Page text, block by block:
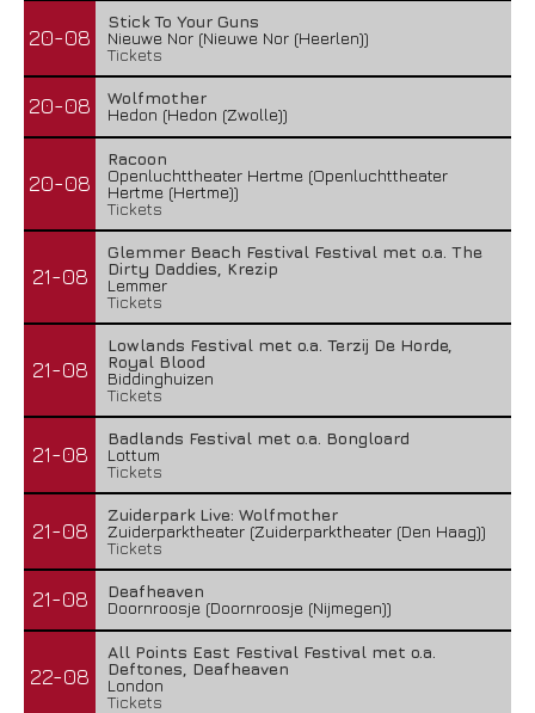
20-08
Stick To Your Guns
Nieuwe Nor (Nieuwe Nor (Heerlen))
Tickets
20-08
Wolfmother
Hedon (Hedon (Zwolle))
20-08
Racoon
Openluchttheater Hertme (Openluchttheater
Hertme (Hertme))
Tickets
21-08
Glemmer Beach Festival Festival met o.a. The
Dirty Daddies, Krezip
Lemmer
Tickets
21-08
Lowlands Festival met o.a. Terzij De Horde,
Royal Blood
Biddinghuizen
Tickets
21-08
Badlands Festival met o.a. Bongloard
Lottum
Tickets
21-08
Zuiderpark Live: Wolfmother
Zuiderparktheater (Zuiderparktheater (Den Haag))
Tickets
21-08
Deafheaven
Doornroosje (Doornroosje (Nijmegen))
22-08
All Points East Festival Festival met o.a.
Deftones, Deafheaven
London
Tickets